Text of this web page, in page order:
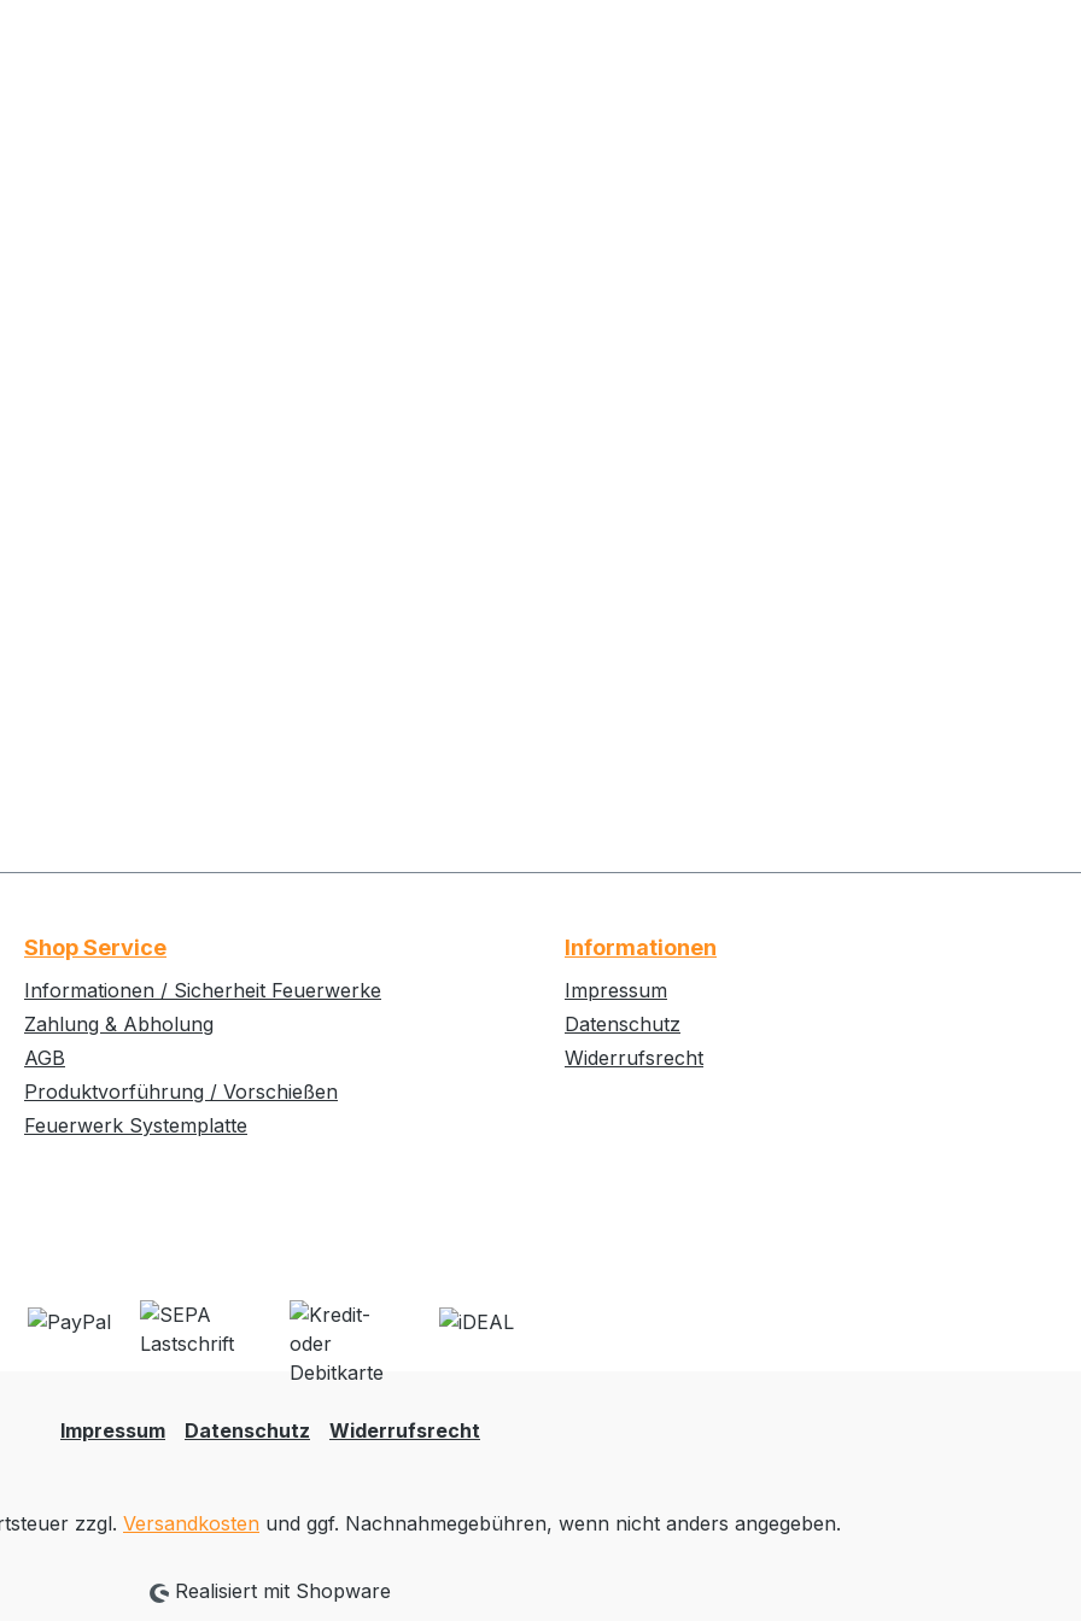
Shop Service
Informationen / Sicherheit Feuerwerke
Zahlung & Abholung
AGB
Produktvorführung / Vorschießen
Feuerwerk Systemplatte
Informationen
Impressum
Datenschutz
Widerrufsrecht
Impressum Datenschutz Widerrufsrecht
zzgl. Versandkosten und ggf. Nachnahmegebühren, wenn nicht anders angegeben.
Realisiert mit Shopware